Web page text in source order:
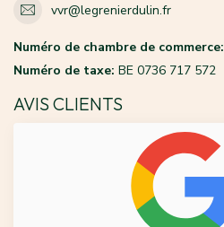
vvr@legrenierdulin.fr
Numéro de chambre de commerce:
Numéro de taxe: BE 0736 717 572
AVIS CLIENTS